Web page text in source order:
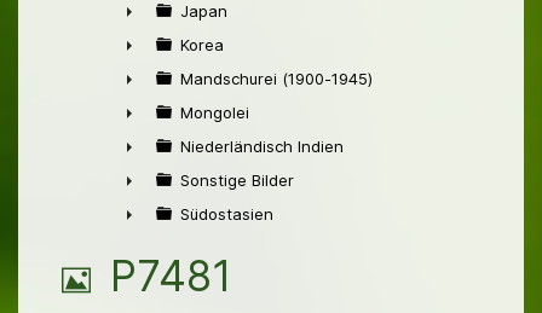
►
►
Japan
►
Korea
►
Mandschurei (1900-1945)
►
Mongolei
►
Niederländisch Indien
►
Sonstige Bilder
Südostasien
B
P7481